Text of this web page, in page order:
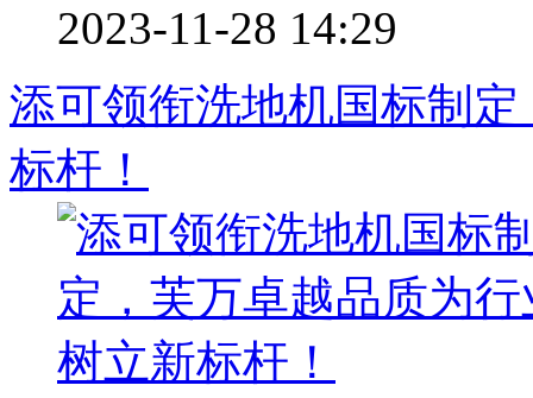
2023-11-28 14:29
添可领衔洗地机国标制
标杆！